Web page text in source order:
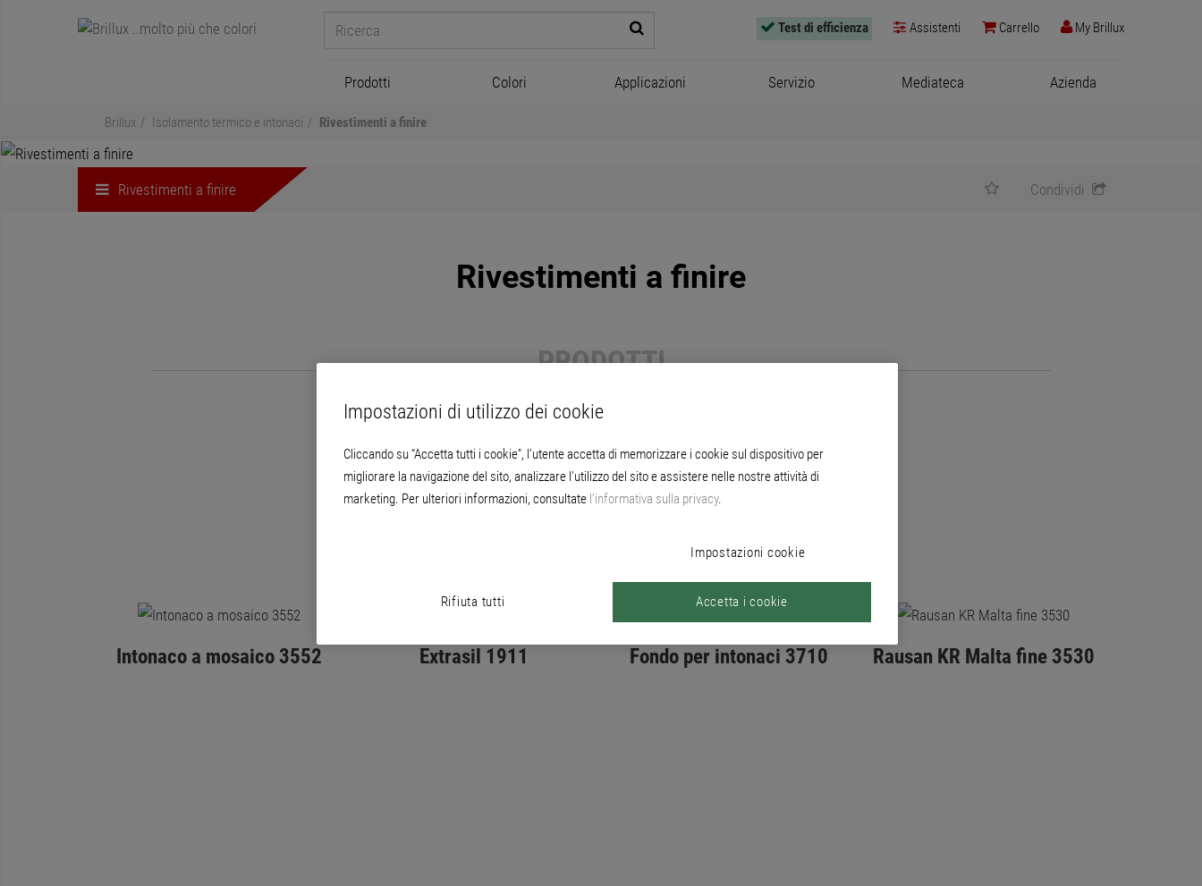
Test di efficienza Assistenti Carrello My Brillux
Prodotti Colori Applicazioni Servizio Mediateca Azienda
Brillux Isolamento termico e intonaci Rivestimenti a finire
Rivestimenti a finire Condividi
Rivestimenti a finire
PRODOTTI
Intonaco a mosaico 3552 Extrasil 1911 Fondo per intonaci 3710 Rausan KR Malta fine 3530
Impostazioni di utilizzo dei cookie
Cliccando su “Accetta tutti i cookie”, l'utente accetta di memorizzare i cookie sul dispositivo per
migliorare la navigazione del sito, analizzare l'utilizzo del sito e assistere nelle nostre attività di
marketing. Per ulteriori informazioni, consultate l’informativa sulla privacy.
Impostazioni cookie
Rifiuta tutti Accetta i cookie